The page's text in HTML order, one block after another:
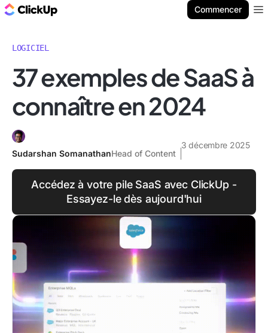
Commencer
LOGICIEL
37 exemples de SaaS à
connaître en 2024
Sudarshan SomanathanHead of Content
3 décembre 2025
Accédez à votre pile SaaS avec ClickUp -
Essayez-le dès aujourd'hui